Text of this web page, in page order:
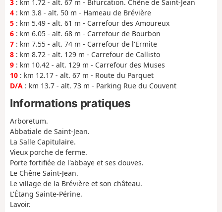
3 : km 1.72 - alt. 67 m - Bifurcation. Chêne de Saint-Jean
4 : km 3.8 - alt. 50 m - Hameau de Brévière
5 : km 5.49 - alt. 61 m - Carrefour des Amoureux
6 : km 6.05 - alt. 68 m - Carrefour de Bourbon
7 : km 7.55 - alt. 74 m - Carrefour de l'Ermite
8 : km 8.72 - alt. 129 m - Carrefour de Callisto
9 : km 10.42 - alt. 129 m - Carrefour des Muses
10 : km 12.17 - alt. 67 m - Route du Parquet
D/A : km 13.7 - alt. 73 m - Parking Rue du Couvent
Informations pratiques
Arboretum.
Abbatiale de Saint-Jean.
La Salle Capitulaire.
Vieux porche de ferme.
Porte fortifiée de l'abbaye et ses douves.
Le Chêne Saint-Jean.
Le village de la Brévière et son château.
L'Étang Sainte-Périne.
Lavoir.